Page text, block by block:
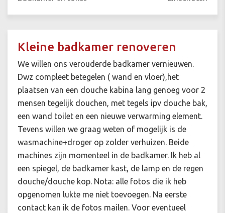
Kleine badkamer renoveren
We willen ons verouderde badkamer vernieuwen.
Dwz compleet betegelen ( wand en vloer),het
plaatsen van een douche kabina lang genoeg voor 2
mensen tegelijk douchen, met tegels ipv douche bak,
een wand toilet en een nieuwe verwarming element.
Tevens willen we graag weten of mogelijk is de
wasmachine+droger op zolder verhuizen. Beide
machines zijn momenteel in de badkamer. Ik heb al
een spiegel, de badkamer kast, de lamp en de regen
douche/douche kop. Nota: alle fotos die ik heb
opgenomen lukte me niet toevoegen. Na eerste
contact kan ik de fotos mailen. Voor eventueel